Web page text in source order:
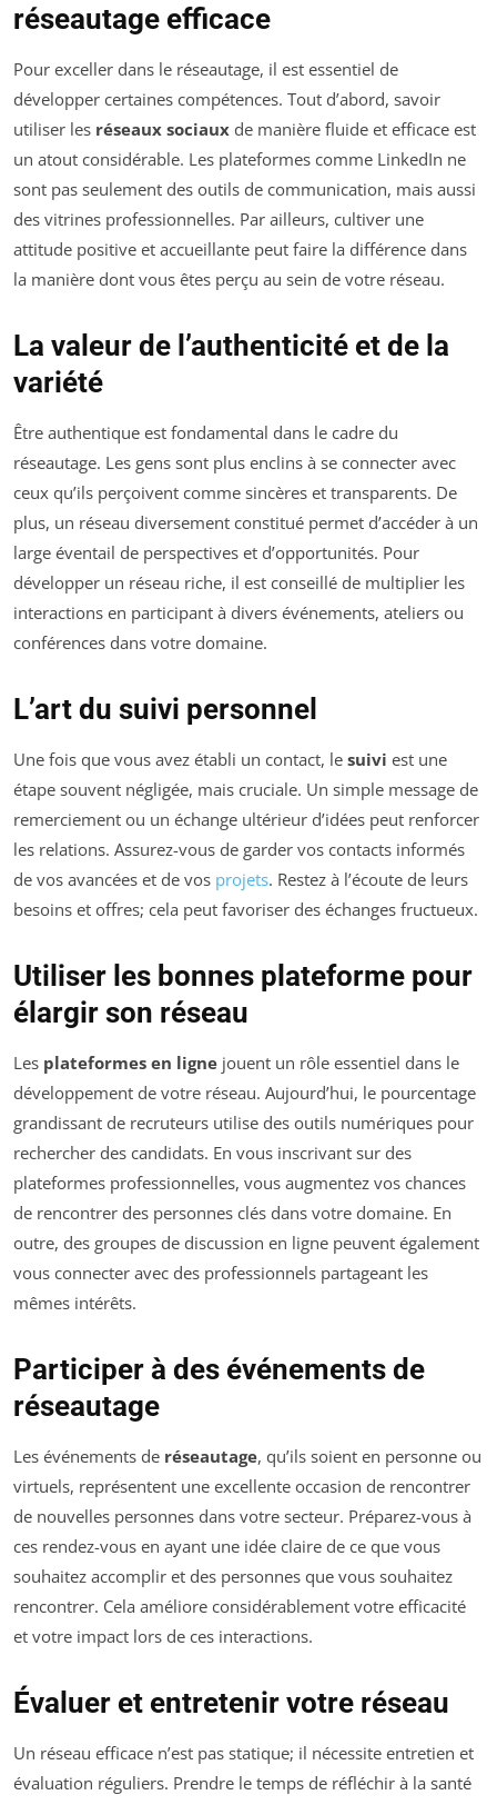
réseautage efficace
Pour exceller dans le réseautage, il est essentiel de
développer certaines compétences. Tout d’abord, savoir
utiliser les réseaux sociaux de manière fluide et efficace est
un atout considérable. Les plateformes comme LinkedIn ne
sont pas seulement des outils de communication, mais aussi
des vitrines professionnelles. Par ailleurs, cultiver une
attitude positive et accueillante peut faire la différence dans
la manière dont vous êtes perçu au sein de votre réseau.
La valeur de l’authenticité et de la
variété
Être authentique est fondamental dans le cadre du
réseautage. Les gens sont plus enclins à se connecter avec
ceux qu’ils perçoivent comme sincères et transparents. De
plus, un réseau diversement constitué permet d’accéder à un
large éventail de perspectives et d’opportunités. Pour
développer un réseau riche, il est conseillé de multiplier les
interactions en participant à divers événements, ateliers ou
conférences dans votre domaine.
L’art du suivi personnel
Une fois que vous avez établi un contact, le suivi est une
étape souvent négligée, mais cruciale. Un simple message de
remerciement ou un échange ultérieur d’idées peut renforcer
les relations. Assurez-vous de garder vos contacts informés
de vos avancées et de vos projets. Restez à l’écoute de leurs
besoins et offres; cela peut favoriser des échanges fructueux.
Utiliser les bonnes plateforme pour
élargir son réseau
Les plateformes en ligne jouent un rôle essentiel dans le
développement de votre réseau. Aujourd’hui, le pourcentage
grandissant de recruteurs utilise des outils numériques pour
rechercher des candidats. En vous inscrivant sur des
plateformes professionnelles, vous augmentez vos chances
de rencontrer des personnes clés dans votre domaine. En
outre, des groupes de discussion en ligne peuvent également
vous connecter avec des professionnels partageant les
mêmes intérêts.
Participer à des événements de
réseautage
Les événements de réseautage, qu’ils soient en personne ou
virtuels, représentent une excellente occasion de rencontrer
de nouvelles personnes dans votre secteur. Préparez-vous à
ces rendez-vous en ayant une idée claire de ce que vous
souhaitez accomplir et des personnes que vous souhaitez
rencontrer. Cela améliore considérablement votre efficacité
et votre impact lors de ces interactions.
Évaluer et entretenir votre réseau
Un réseau efficace n’est pas statique; il nécessite entretien et
évaluation réguliers. Prendre le temps de réfléchir à la santé